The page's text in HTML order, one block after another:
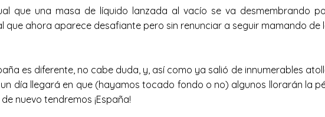
que una masa de líquido lanzada al vacío se va desmembrando
que ahora aparece desafiante pero sin renunciar a seguir mamando de
es diferente, no cabe duda, y, así como ya salió de innumerables
día llegará en que (hayamos tocado fondo o no) algunos llorarán la
nuevo tendremos ¡España!